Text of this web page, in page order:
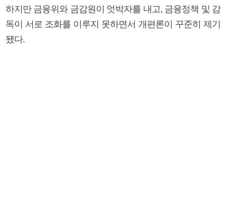
하지만 금융위와 금감원이 엇박자를 내고, 금융정책 및 감
독이 서로 조화를 이루지 못하면서 개편론이 꾸준히 제기
됐다.